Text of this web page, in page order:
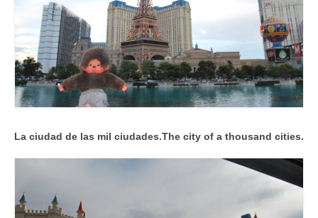
La ciudad de las mil ciudades.The city of a thousand cities.